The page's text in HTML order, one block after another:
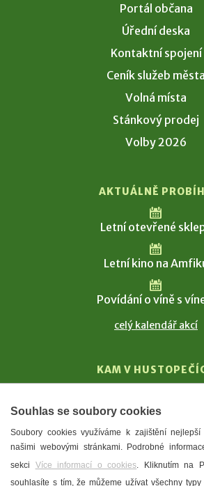
Portál občana
Úřední deska
Kontaktní spojení
Ceník služeb města
Volná místa
Stánkový prodej
Volby 2026
AKTUÁLNĚ
Letní otevřené
Letní kino na
Povídání o víně s
celý kalendář akcí
KAM V
T. G. Masaryk
Mandloně
Ubytování
Restaurace
Souhlas se soubory cookies
Soubory cookies využíváme k zajištění
našimi webovými stránkami. Podrobné
sekci Více informací o cookies. Kliknutím na
souhlasíte s tím, že můžeme užívat všechny